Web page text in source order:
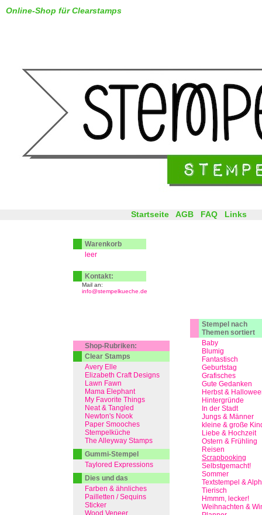
Online-Shop für Clearstamps
Stempel nach
Themen sortiert
Baby
Blumig
Fantastisch
Geburtstag
Grafisches
Gute Gedanken
Herbst &
Hintergründe
In der Stadt
Jungs & Männer
kleine & große
Liebe & Hochzeit
Ostern & Frühling
Reisen
Scrapbooking
Selbstgemacht!
Sommer
Textstempel &
Tierisch
Hmmm, lecker!
Weihnachten &
Startseite AGB FAQ Links
Warenkorb
leer
Kontakt:
Mail an:
info@stempelkueche.de
Shop-Rubriken:
Clear Stamps
Avery Elle
Elizabeth Craft Designs
Lawn Fawn
Mama Elephant
My Favorite Things
Neat & Tangled
Newton's Nook
Paper Smooches
Stempelküche
The Alleyway Stamps
Gummi-Stempel
Taylored Expressions
Dies und das
Farben & ähnliches
Pailletten / Sequins
Sticker
Wood Veneer